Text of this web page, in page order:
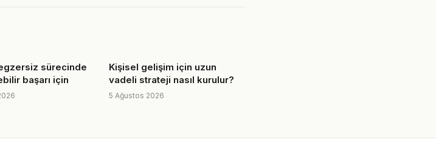
sürecinde
başarı için
Kişisel gelişim için uzun
vadeli strateji nasıl kurulur?
5 Ağustos 2026